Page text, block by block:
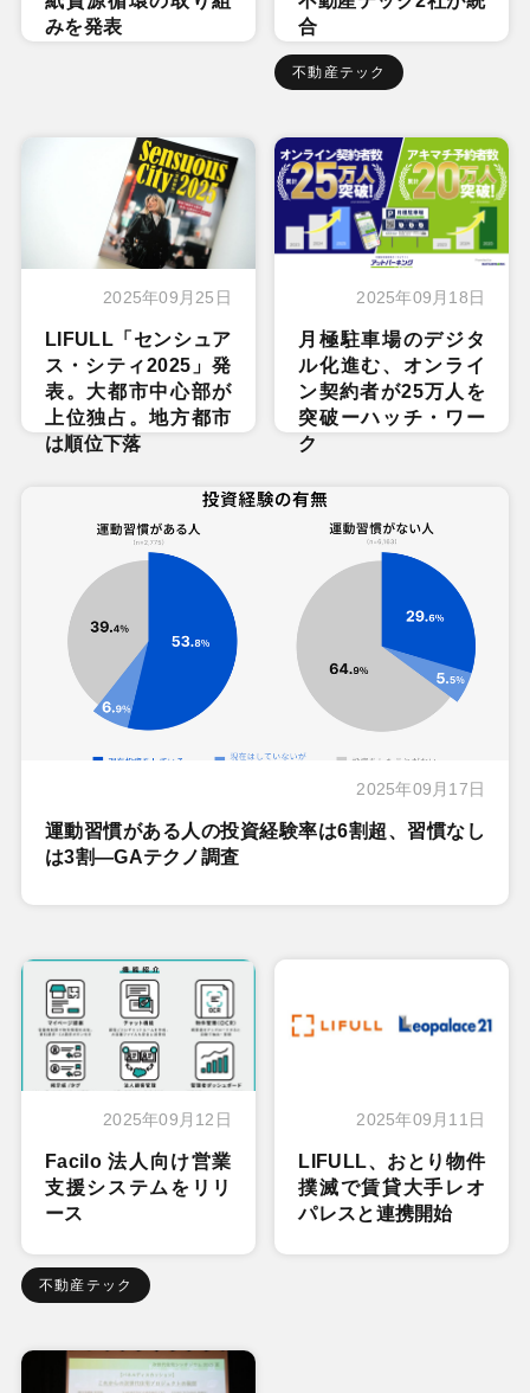
みを発表
合
不動産テック
2025年09月25日
LIFULL「センシュア
ス・シティ2025」発
表。大都市中心部が
上位独占。地方都市
は順位下落
2025年09月18日
月極駐車場のデジタ
ル化進む、オンライ
ン契約者が25万人を
突破ーハッチ・ワー
ク
2025年09月17日
運動習慣がある人の投資経験率は6割超、習慣なし
は3割―GAテクノ調査
2025年09月12日
Facilo 法人向け営業
支援システムをリリ
ース
不動産テック
2025年09月11日
LIFULL、おとり物件
撲滅で賃貸大手レオ
パレスと連携開始